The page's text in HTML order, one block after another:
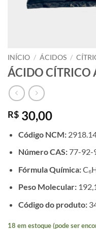
INÍCIO / ÁCIDOS /
ÁCIDO CÍTRICO
R$ 30,00
Código NCM:
Número CAS:77-92-
Fórmula Química:
Peso Molecular:
Código do produto:
18 em estoque (pode ser